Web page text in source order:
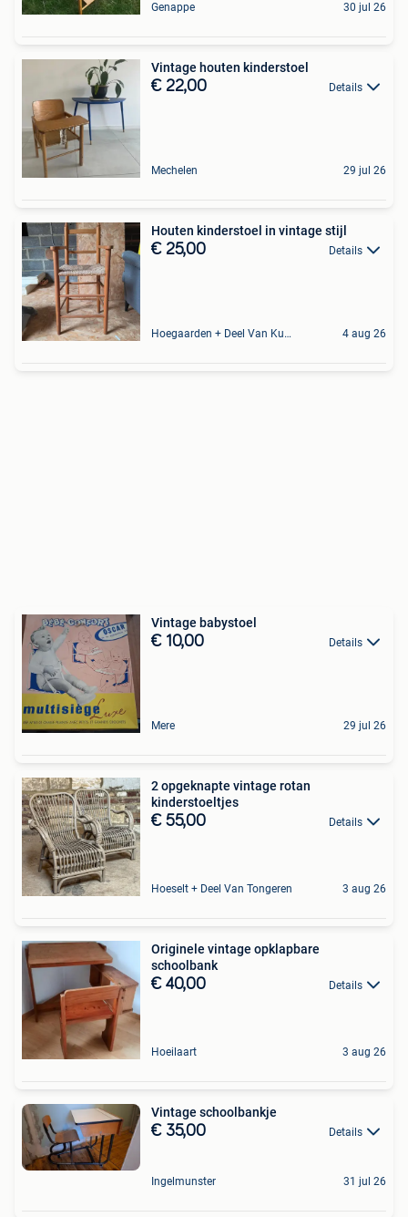
Genappe 30 jul 26
Vintage houten kinderstoel
€ 22,00 Details
Mechelen 29 jul 26
Houten kinderstoel in vintage stijl
€ 25,00 Details
Hoegaarden + Deel Van Kumtich + Deel Van Tienen 4 aug 26
Vintage babystoel
€ 10,00 Details
Mere 29 jul 26
2 opgeknapte vintage rotan
kinderstoeltjes
€ 55,00 Details
Hoeselt + Deel Van Tongeren 3 aug 26
Originele vintage opklapbare
schoolbank
€ 40,00 Details
Hoeilaart 3 aug 26
Vintage schoolbankje
€ 35,00 Details
Ingelmunster 31 jul 26